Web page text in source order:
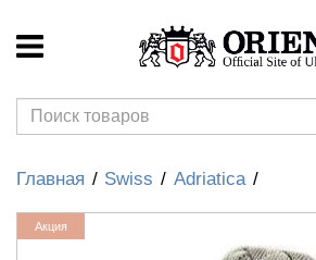
Главная Swiss Adriatica
Акция